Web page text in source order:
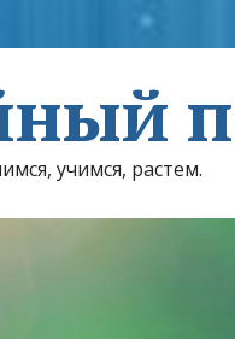
учимся, растем.